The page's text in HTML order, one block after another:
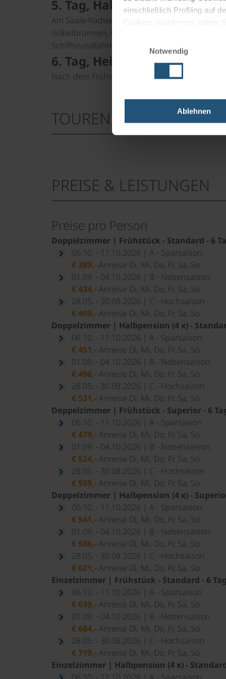
einschließlich Profiling auf
Impressum Datenschutz
Notwendig
Ablehnen
5. Tag, Halle/Saale (45 km)
Am Saale-Radweg über Rattmannsdorf in die
Göbelbrunnen, Händel-Haus, Dom,
Schiffsrundfahrt (Dauer 60 Minuten).
6. Tag, Heimreise
Nach dem Frühstück.
TOURENKARTE
PREISE & LEISTUNGEN
Preise pro Person
Doppelzimmer | Frühstück - Standard - 6
06.10. - 11.10.2026 | A - Sparsaison
€ 389,-Anreise Di, Mi, Do, Fr, Sa, So
01.09. - 04.10.2026 | B - Nebensaison
€ 434,-Anreise Di, Mi, Do, Fr, Sa, So
28.05. - 30.08.2026 | C - Hochsaison
€ 469,-Anreise Di, Mi, Do, Fr, Sa, So
Doppelzimmer | Halbpension (4 x) -
06.10. - 11.10.2026 | A - Sparsaison
€ 451,-Anreise Di, Mi, Do, Fr, Sa, So
01.09. - 04.10.2026 | B - Nebensaison
€ 496,-Anreise Di, Mi, Do, Fr, Sa, So
28.05. - 30.08.2026 | C - Hochsaison
€ 531,-Anreise Di, Mi, Do, Fr, Sa, So
Doppelzimmer | Frühstück - Superior - 6
06.10. - 11.10.2026 | A - Sparsaison
€ 479,-Anreise Di, Mi, Do, Fr, Sa, So
01.09. - 04.10.2026 | B - Nebensaison
€ 524,-Anreise Di, Mi, Do, Fr, Sa, So
28.05. - 30.08.2026 | C - Hochsaison
€ 559,-Anreise Di, Mi, Do, Fr, Sa, So
Doppelzimmer | Halbpension (4 x) -
06.10. - 11.10.2026 | A - Sparsaison
€ 541,-Anreise Di, Mi, Do, Fr, Sa, So
01.09. - 04.10.2026 | B - Nebensaison
€ 586,-Anreise Di, Mi, Do, Fr, Sa, So
28.05. - 30.08.2026 | C - Hochsaison
€ 621,-Anreise Di, Mi, Do, Fr, Sa, So
Einzelzimmer | Frühstück - Standard - 6
06.10. - 11.10.2026 | A - Sparsaison
€ 639,-Anreise Di, Mi, Do, Fr, Sa, So
01.09. - 04.10.2026 | B - Nebensaison
€ 684,-Anreise Di, Mi, Do, Fr, Sa, So
28.05. - 30.08.2026 | C - Hochsaison
€ 719,-Anreise Di, Mi, Do, Fr, Sa, So
Einzelzimmer | Halbpension (4 x) -